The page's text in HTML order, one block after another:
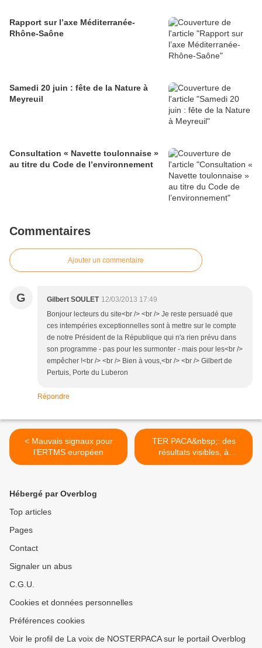
Rapport sur l’axe Méditerranée-
Rhône-Saône
Samedi 20 juin : fête de la Nature à
Meyreuil
Consultation « Navette toulonnaise »
au titre du Code de l’environnement
Commentaires
Ajouter un commentaire
G Gilbert SOULET 12/03/2013 17:49
Bonjour lecteurs du site<br /> <br /> Je reste persuadé que
ces intempéries exceptionnelles sont à mettre sur le compte
de notre Président de la République qui n'a rien prévu dans
son programme - pas pour les surmonter - mais pour les<br />
empêcher !<br /> <br /> Bien à vous,<br /> <br /> Gilbert de
Pertuis, Porte du Luberon
Répondre
< Mauvais signaux pour
l’ERTMS européen
TER PACA&nbsp;: des
résultats visibles, à
consolider >
Hébergé par Overblog
Top articles
Pages
Contact
Signaler un abus
C.G.U.
Cookies et données personnelles
Préférences cookies
Voir le profil de La voix de NOSTERPACA sur le portail Overblog